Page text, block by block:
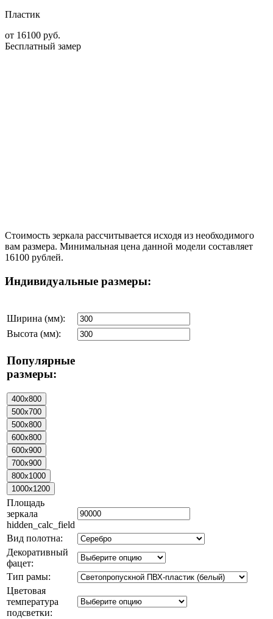
Пластик
от 16100 руб.
Бесплатный замер
Стоимость зеркала рассчитывается исходя из необходимого
вам размера. Минимальная цена данной модели составляет
16100 рублей.
Индивидуальные размеры:
Ширина (мм):
Высота (мм):
Популярные
размеры:
Площадь
зеркала
hidden_calc_field
Вид полотна:
Декоративный
фацет:
Тип рамы:
Цветовая
температура
подсветки: